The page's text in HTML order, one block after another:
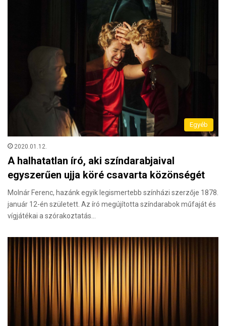
Egyéb
2020.01.12.
A halhatatlan író, aki színdarabjaival
egyszerűen ujja köré csavarta közönségét
Molnár Ferenc, hazánk egyik legismertebb színházi szerzője 1878.
január 12-én született. Az író megújította színdarabok műfaját és
vígjátékai a szórakoztatás…